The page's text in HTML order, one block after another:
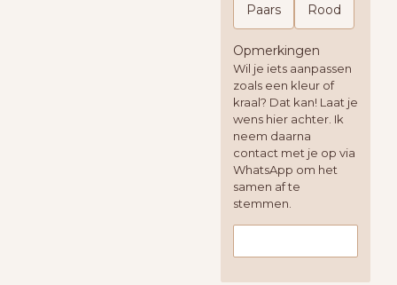
Paars Rood
Opmerkingen
Wil je iets aanpassen
zoals een kleur of
kraal? Dat kan! Laat je
wens hier achter. Ik
neem daarna
contact met je op via
WhatsApp om het
samen af te
stemmen.